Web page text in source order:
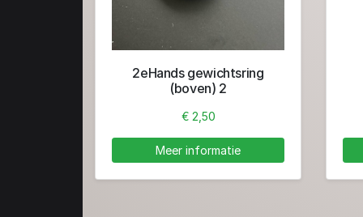
2eHands gewichtsring
(boven) 2
€ 2,50
Meer informatie